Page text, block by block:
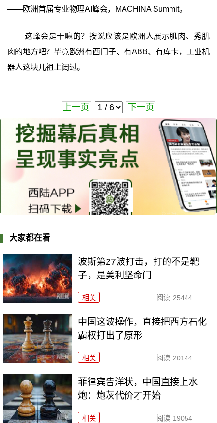
——欧洲首届专业物理AI峰会，MACHINA Summit。
这峰会是干嘛的？按说应该是欧洲人展示肌肉、秀肌
肉的地方吧？毕竟欧洲有西门子、有ABB、有库卡，工业机
器人这块儿祖上阔过。
上一页 下一页
大家都在看
波斯第27波打击，打的不是靶
子，是美利坚命门
相关 阅读 25444
中国这波操作，直接把西方石化
霸权打出了原形
相关 阅读 20144
菲律宾告洋状，中国直接上水
炮：炮灰代价才开始
相关 阅读 19054